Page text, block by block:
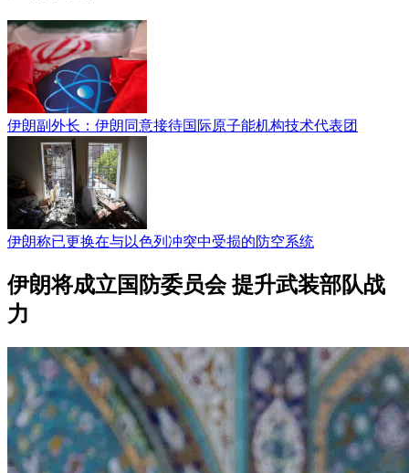
伊朗副外长：伊朗同意接待国际原子能机构技术代表团
伊朗称已更换在与以色列冲突中受损的防空系统
伊朗将成立国防委员会 提升武装部队战
力